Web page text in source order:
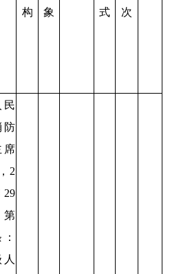
构
象
式
次
民
防
席
2
第